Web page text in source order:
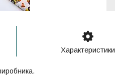
Характеристики